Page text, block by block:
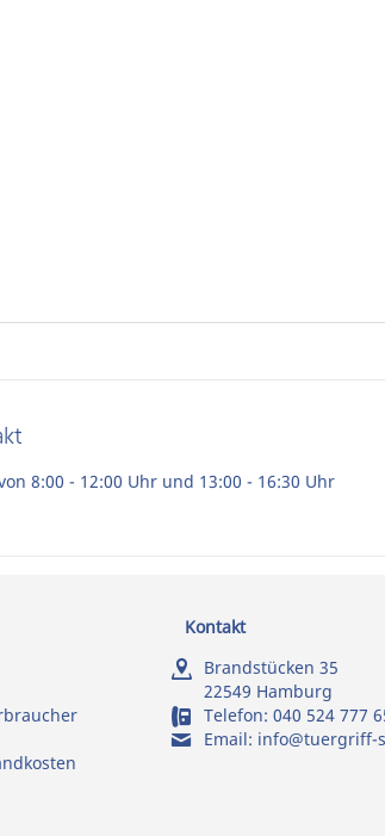
8:00 - 12:00 Uhr und 13:00 - 16:30 Uhr
Kontakt
Brandstücken 35
22549 Hamburg
Telefon: 040 524 777
Email: info@tuergriff-